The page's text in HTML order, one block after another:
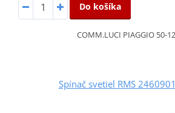
Do košíka
COMM.LUCI PIAGGIO 50-
Spínač svetiel RMS